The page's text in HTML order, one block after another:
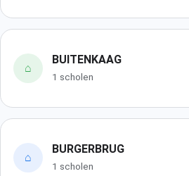
⌂
BUITENKAAG
1 scholen
⌂
BURGERBRUG
1 scholen